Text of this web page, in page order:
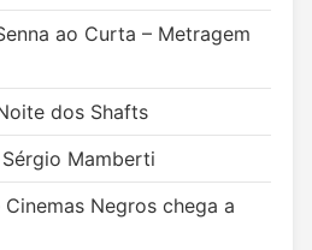
ao Curta – Metragem
dos Shafts
Mamberti
Negros chega a